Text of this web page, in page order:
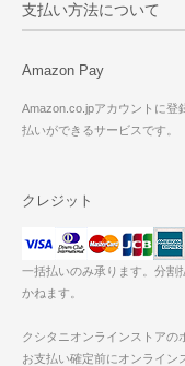
支払い方法について
Amazon Pay
Amazon.co.jpアカウントに登
払いができるサービスです。
クレジット
一括払いのみ承ります。分割
かねます。
クシタニオンラインストアの
お支払い確定前にオンライン